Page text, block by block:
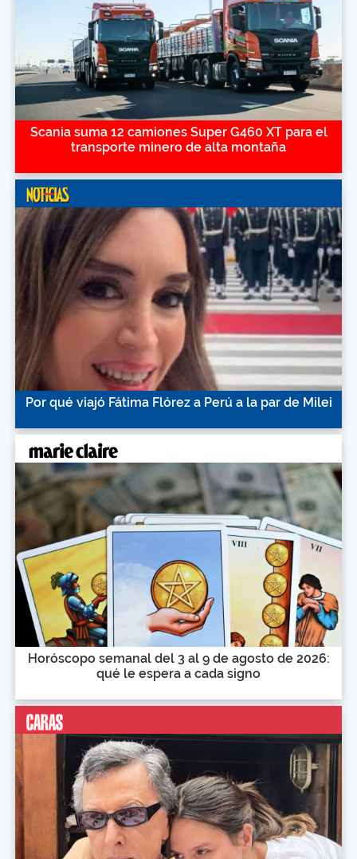
Scania suma 12 camiones Super G460 XT para el
transporte minero de alta montaña
Por qué viajó Fátima Flórez a Perú a la par de Milei
Horóscopo semanal del 3 al 9 de agosto de 2026:
qué le espera a cada signo